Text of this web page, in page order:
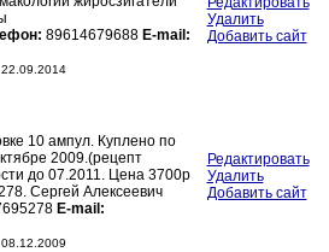
89614679688 E-mail:
Удалить
Добавить сайт
10 ампул. Куплено по
2009.(рецепт
до 07.2011. Цена 3700р
Сергей Алексеевич
E-mail:
Редактировать
Удалить
Добавить сайт